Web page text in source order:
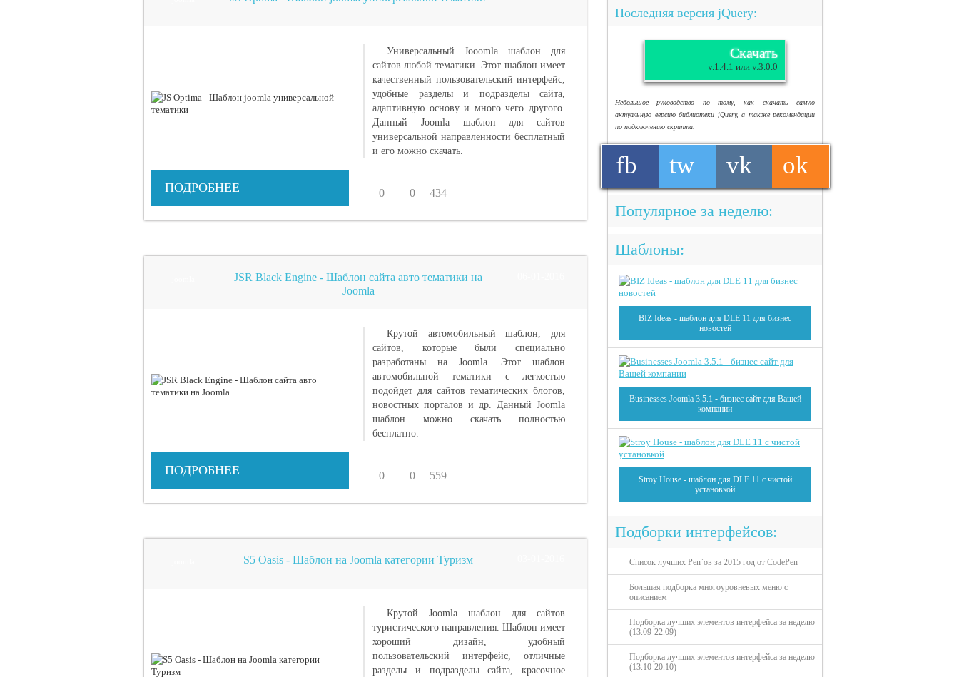
Универсальный Jooomla шаблон для
сайтов любой тематики. Этот шаблон имеет
качественный пользовательский интерфейс,
удобные разделы и подразделы сайта,
адаптивную основу и много чего другого.
Данный Joomla шаблон для сайтов
универсальной направленности бесплатный
и его можно скачать.
ПОДРОБНЕЕ 0 0 434
JSR Black Engine - Шаблон сайта авто тематики на
Joomla
Крутой автомобильный шаблон, для
сайтов, которые были специально
разработаны на Joomla. Этот шаблон
автомобильной тематики с легкостью
подойдет для сайтов тематических блогов,
новостных порталов и др. Данный Joomla
шаблон можно скачать полностью
бесплатно.
ПОДРОБНЕЕ 0 0 559
S5 Oasis - Шаблон на Joomla категории Туризм
Крутой Joomla шаблон для сайтов
туристического направления. Шаблон имеет
хороший дизайн, удобный
пользовательский интерфейс, отличные
разделы и подразделы сайта, красочное
Последняя версия jQuery:
Скачать
v.1.4.1 или v.3.0.0
Небольшое руководство по тому, как скачать самую
актуальную версию библиотеки jQuery, а также рекомендации
по подключению скрипта.
fb tw vk ok
Популярное за неделю:
Шаблоны:
BIZ Ideas - шаблон для DLE 11 для бизнес
новостей
Businesses Joomla 3.5.1 - бизнес сайт для Вашей
компании
Stroy House - шаблон для DLE 11 с чистой
установкой
Подборки интерфейсов:
Список лучших Pen`ов за 2015 год от CodePen
Большая подборка многоуровневых меню с
описанием
Подборка лучших элементов интерфейса за неделю
(13.09-22.09)
Подборка лучших элементов интерфейса за неделю
(13.10-20.10)